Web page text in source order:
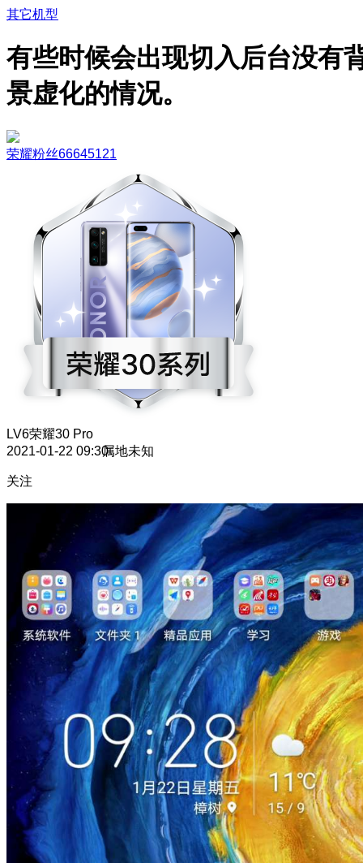
其它机型
有些时候会出现切入后台没有
景虚化的情况。
荣耀粉丝66645121
LV6荣耀30 Pro
2021-01-22 09:30属地未知
关注